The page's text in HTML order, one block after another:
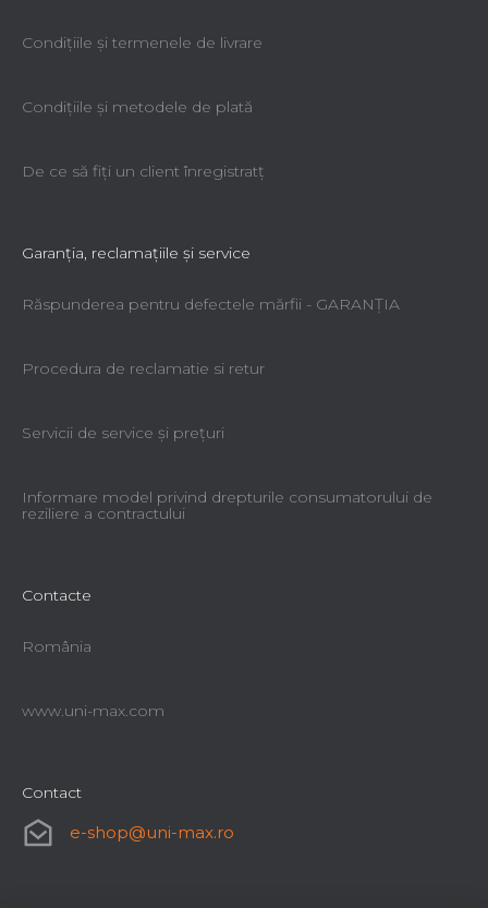
Condiţiile şi termenele de livrare
Condiţiile şi metodele de plată
De ce să fiţi un client înregistratţ
Garanţia, reclamaţiile şi service
Răspunderea pentru defectele mărfii - GARANŢIA
Procedura de reclamatie si retur
Servicii de service şi preţuri
Informare model privind drepturile consumatorului de
reziliere a contractului
Contacte
România
www.uni-max.com
Contact
e-shop@uni-max.ro